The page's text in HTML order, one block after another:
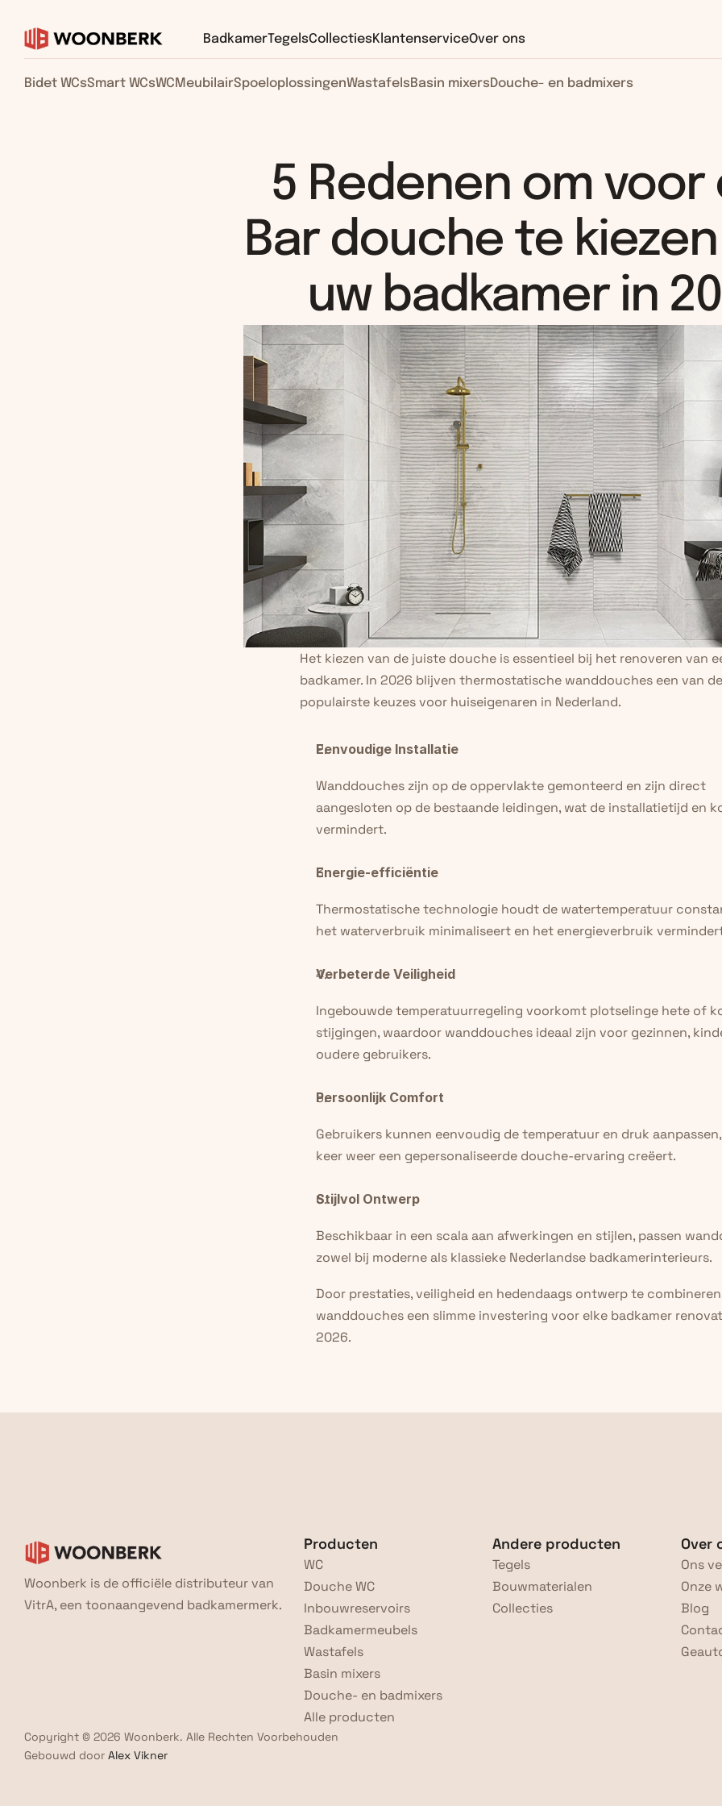
BadkamerTegelsCollectiesKlantenserviceOver ons
Bidet WCsSmart WCsWC MeubilairSpoeloplossingenWastafelsBasin mixersDouche- en badmixers
5 Redenen om voor
Bar douche te
uw badkamer in
Het kiezen van de juiste douche is essentieel bij het renoveren van
badkamer. In 2026 blijven thermostatische wanddouches een van de
populairste keuzes voor huiseigenaren in Nederland.
Eenvoudige Installatie
Wanddouches zijn op de oppervlakte gemonteerd en zijn direct
aangesloten op de bestaande leidingen, wat de installatietijd en
vermindert.
Energie-efficiëntie
Thermostatische technologie houdt de watertemperatuur
het waterverbruik minimaliseert en het energieverbruik
Verbeterde Veiligheid
Ingebouwde temperatuurregeling voorkomt plotselinge hete of
stijgingen, waardoor wanddouches ideaal zijn voor gezinnen,
oudere gebruikers.
Persoonlijk Comfort
Gebruikers kunnen eenvoudig de temperatuur en druk
keer weer een gepersonaliseerde douche-ervaring creëert.
Stijlvol Ontwerp
Beschikbaar in een scala aan afwerkingen en stijlen, passen
zowel bij moderne als klassieke Nederlandse badkamerinterieurs.
Door prestaties, veiligheid en hedendaags ontwerp te
wanddouches een slimme investering voor elke badkamer
2026.
Woonberk is de officiële distributeur van
VitrA, een toonaangevend badkamermerk.
Producten
WC
Douche WC
Inbouwreservoirs
Badkamermeubels
Wastafels
Basin mixers
Douche- en badmixers
Alle producten
Andere producten
Tegels
Bouwmaterialen
Collecties
Over
Ons
Onze
Blog
Copyright © 2026 Woonberk. Alle Rechten Voorbehouden
Gebouwd door Alex Vikner